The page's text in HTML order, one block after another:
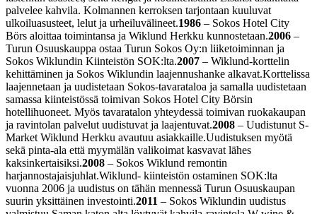
palvelee kahvila. Kolmannen kerroksen tarjontaan kuuluvat
ulkoiluasusteet, lelut ja urheiluvälineet.1986 – Sokos Hotel City
Börs aloittaa toimintansa ja Wiklund Herkku kunnostetaan.2006 –
Turun Osuuskauppa ostaa Turun Sokos Oy:n liiketoiminnan ja
Sokos Wiklundin Kiinteistön SOK:lta.2007 – Wiklund-korttelin
kehittäminen ja Sokos Wiklundin laajennushanke alkavat.Korttelissa
laajennetaan ja uudistetaan Sokos-tavarataloa ja samalla uudistetaan
samassa kiinteistössä toimivan Sokos Hotel City Börsin
hotellihuoneet. Myös tavaratalon yhteydessä toimivan ruokakaupan
ja ravintolan palvelut uudistuvat ja laajentuvat.2008 – Uudistunut S-
Market Wiklund Herkku avautuu asiakkaille.Uudistuksen myötä
sekä pinta-ala että myymälän valikoimat kasvavat lähes
kaksinkertaisiksi.2008 – Sokos Wiklund remontin
harjannostajaisjuhlat.Wiklund- kiinteistön ostaminen SOK:lta
vuonna 2006 ja uudistus on tähän mennessä Turun Osuuskaupan
suurin yksittäinen investointi.2011 – Sokos Wiklundin uudistus